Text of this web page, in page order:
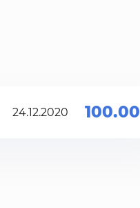
24.12.2020 100.00